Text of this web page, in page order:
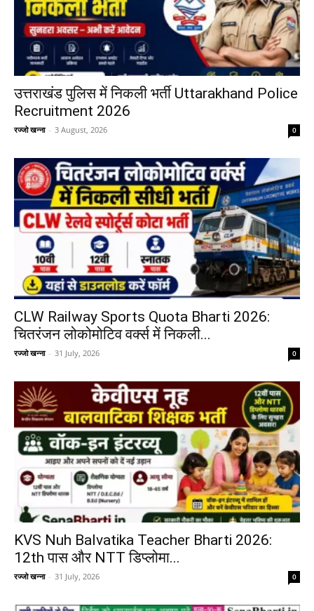
उत्तराखंड पुलिस में निकली भर्ती Uttarakhand Police
Recruitment 2026
रज्जो खन्ना - 3 August, 2026 0
CLW Railway Sports Quota Bharti 2026:
चितरंजन लोकोमोटिव वर्क्स में निकली...
रज्जो खन्ना - 31 July, 2026 0
KVS Nuh Balvatika Teacher Bharti 2026:
12th पास और NTT डिप्लोमा...
रज्जो खन्ना - 31 July, 2026 0